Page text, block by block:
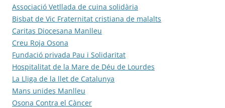
Associació Vetllada de cuina solidària
Bisbat de Vic Fraternitat cristiana de malalts
Caritas Diocesana Manlleu
Creu Roja Osona
Fundació privada Pau i Solidaritat
Hospitalitat de la Mare de Déu de Lourdes
La Lliga de la llet de Catalunya
Mans unides Manlleu
Osona Contra el Càncer